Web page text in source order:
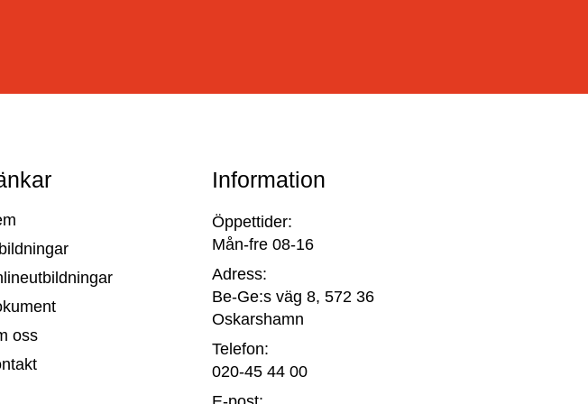
oss
Information
Öppettider:
Mån-fre 08-16
Adress:
Be-Ge:s väg 8, 572 36
Oskarshamn
Telefon:
020-45 44 00